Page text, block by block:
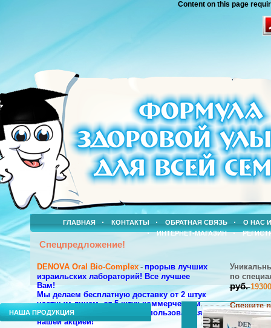
Content on this page
ГЛАВНАЯ КОНТАКТЫ ОБРАТНАЯ СВЯЗЬ
О НАС
ИНТЕРНЕТ-МАГАЗИН
Спецпредложение!
DENOVA Oral Bio-Complex- прорыв лучших
израильских лабораторий! Все лучшее
Вам!
Мы делаем бесплатную доставку от 2 штук
частным лицам, от 5 штук коммерческим
компаниям. Торопитесь воспользоваться
нашей акцией!
по
руб.19300
Спешите
нашим
НАША ПРОДУКЦИЯ